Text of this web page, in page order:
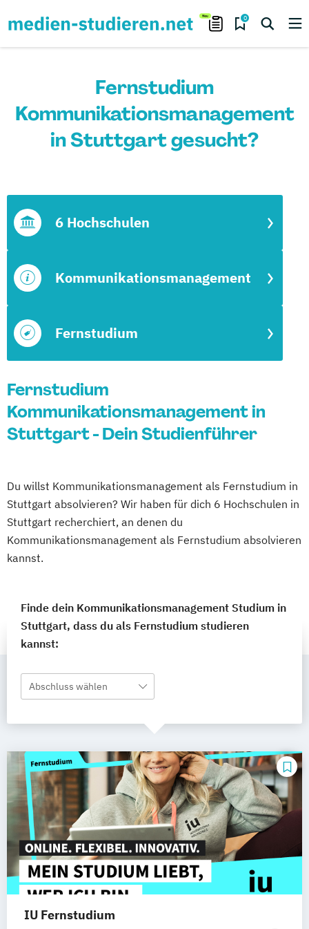
0
Fernstudium
Kommunikationsmanagement
in Stuttgart gesucht?
Fernstudium
Kommunikationsmanagement
6 Hochschulen
Fernstudium
Kommunikationsmanagement in
Stuttgart - Dein Studienführer
Du willst Kommunikationsmanagement als Fernstudium in
Stuttgart absolvieren? Wir haben für dich 6 Hochschulen in
Stuttgart recherchiert, an denen du
Kommunikationsmanagement als Fernstudium absolvieren
kannst.
Finde dein Kommunikationsmanagement Studium in
Stuttgart, dass du als Fernstudium studieren
kannst:
Abschluss wählen
IU Fernstudium